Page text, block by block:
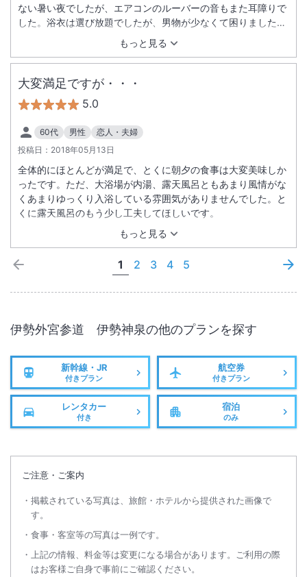
もっと見る
ない暑い夜でしたが、エアコンのルーバーの音もまた耳障りで
した。浴衣は選び放題でしたが、男物が少なくて困りました。
選ぶのは女性だけで十分です。でもまた泊まりたいホテルで
す。個室に露天風呂があるためか、大浴場があまり混んでいま
せんでした。これはうれしい誤算でした。
大変満足ですが・・・
5.0
60代 男性
恋人・夫婦
投稿日： 2018年05月13日
もっと見る
全体的にほとんどが満足で、とくに朝夕の食事は大変美味しか
ったです。ただ、大浴場が内湯、露天風呂ともあまり風情がな
くあまりゆっくり入浴している雰囲気がありませんでした。と
くに露天風呂のもう少し工夫してほしいです。
1 2 3 4 5
伊勢外宮参道 伊勢神泉の他のプランを探す
新幹線・JR
付きプラン
航空券
付きプラン
レンタカー
付き
宿泊
のみ
ご注意・ご案内
掲載されている写真は、旅館・ホテルから提供された画像で
す。
食事・客室等の写真は一例です。
上記の情報、料金等は変更になる場合があります。ご利用の際
はお客様ご自身で事前にご確認ください。